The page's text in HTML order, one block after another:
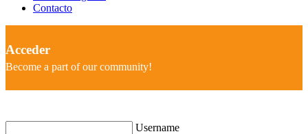
Contacto
Acceder
Become a part of our community!
Username